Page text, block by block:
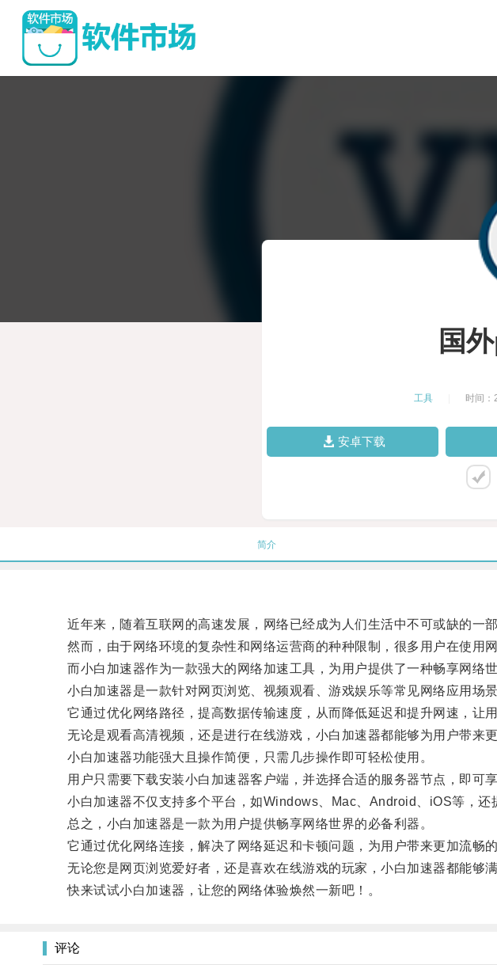
国
工具 时间：
安卓下载
简介
近年来，随着互联网的高速发展，网络已经成为人们生活中不可或缺的一部
然而，由于网络环境的复杂性和网络运营商的种种限制，很多用户在使用
而小白加速器作为一款强大的网络加速工具，为用户提供了一种畅享网络世
小白加速器是一款针对网页浏览、视频观看、游戏娱乐等常见网络应用场景
它通过优化网络路径，提高数据传输速度，从而降低延迟和提升网速，让用
无论是观看高清视频，还是进行在线游戏，小白加速器都能够为用户带来更
小白加速器功能强大且操作简便，只需几步操作即可轻松使用。
用户只需要下载安装小白加速器客户端，并选择合适的服务器节点，即可享
小白加速器不仅支持多个平台，如Windows、Mac、Android、iOS等，还
总之，小白加速器是一款为用户提供畅享网络世界的必备利器。
它通过优化网络连接，解决了网络延迟和卡顿问题，为用户带来更加流畅的
无论您是网页浏览爱好者，还是喜欢在线游戏的玩家，小白加速器都能够满
快来试试小白加速器，让您的网络体验焕然一新吧！。
评论